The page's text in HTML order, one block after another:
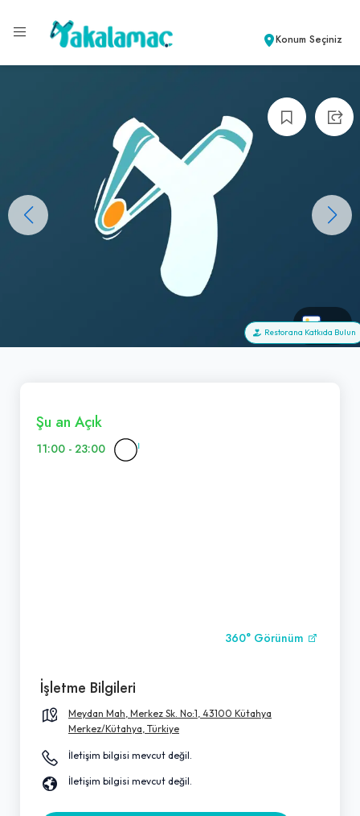
Konum Seçiniz
+0
Restorana Katkıda Bulun
Şu an Açık
11:00 - 23:00
360° Görünüm
İşletme Bilgileri
Meydan Mah, Merkez Sk. No:1, 43100 Kütahya
Merkez/Kütahya, Türkiye
İletişim bilgisi mevcut değil.
İletişim bilgisi mevcut değil.